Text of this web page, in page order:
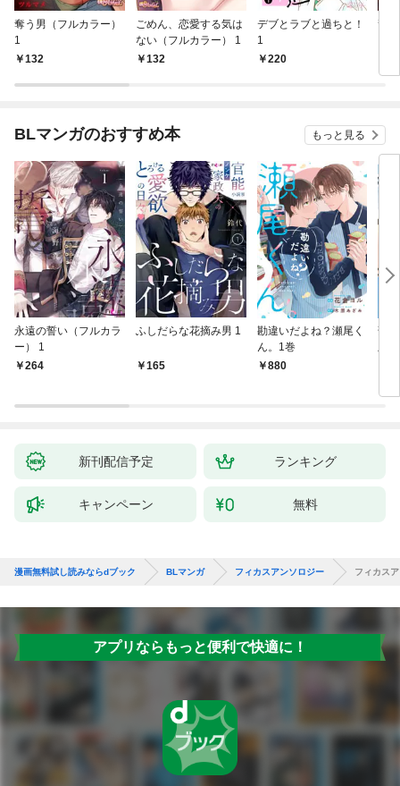
奪う男（フルカラー）
1
132
ごめん、恋愛する気は
ない（フルカラー） 1
132
デブとラブと過ちと！
1
220
龍
BLマンガのおすすめ本 もっと見る
永遠の誓い（フルカラ
ー） 1
264
ふしだらな花摘み男 1
165
勘違いだよね？瀬尾く
ん。1巻
880
薄
版
新刊配信予定 ランキング
キャンペーン 無料
漫画無料試し読みならdブック BLマンガ フィカスアンソロジー フィカス
アプリならもっと便利で快適に！